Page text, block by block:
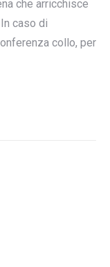
che arricchisce
caso di
collo, per